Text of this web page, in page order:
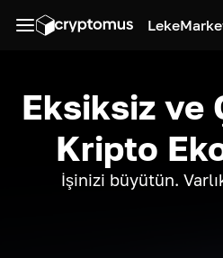
Leke
Eksiksiz ve
Kripto
İşinizi büyütün.